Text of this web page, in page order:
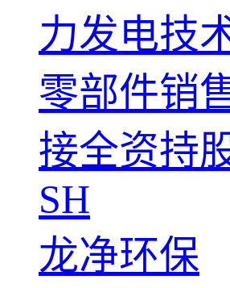
力发电技
零部件销
接全资持
SH
龙净环保